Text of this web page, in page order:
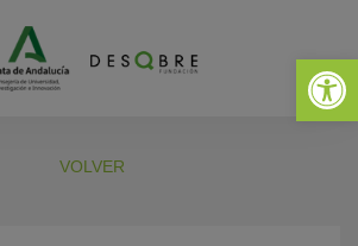
Abrir
VOLVER